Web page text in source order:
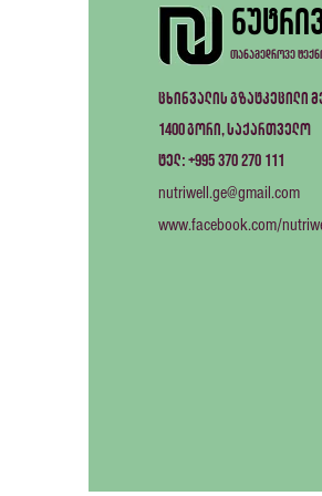
თანამედროვე
ცხინვალის გზატკეცილი
1400გორი, საქართველო
ტელ:+995 370 270 111
nutriwell.ge@gmail.com
www.facebook.com/